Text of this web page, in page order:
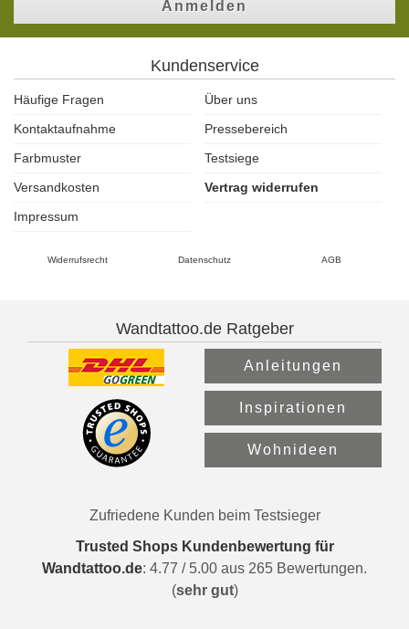
Anmelden
Kundenservice
Häufige Fragen
Über uns
Kontaktaufnahme
Pressebereich
Farbmuster
Testsiege
Versandkosten
Vertrag widerrufen
Impressum
Widerrufsrecht Datenschutz AGB
Wandtattoo.de Ratgeber
Anleitungen
Inspirationen
Wohnideen
Zufriedene Kunden beim Testsieger
Trusted Shops Kundenbewertung für
Wandtattoo.de: 4.77 / 5.00 aus 265 Bewertungen.
(sehr gut)